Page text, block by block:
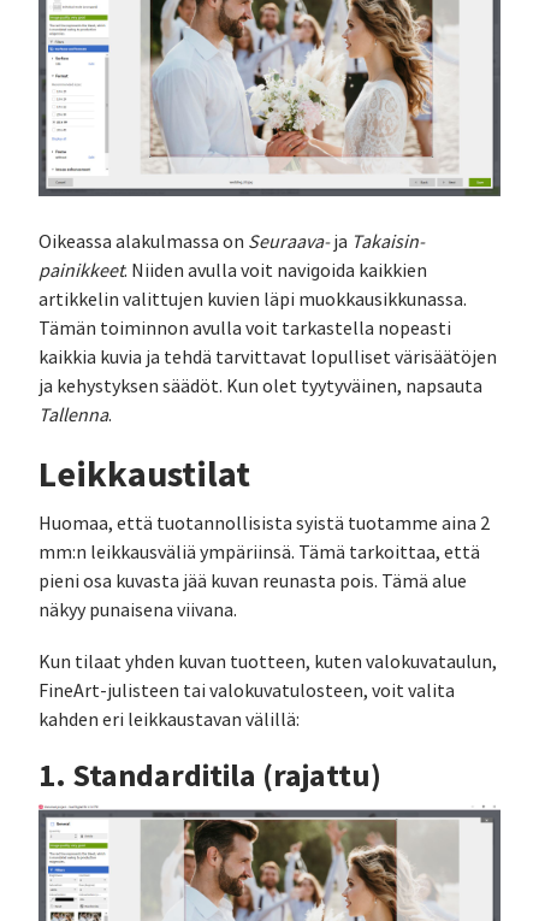
Oikeassa alakulmassa on Seuraava-ja Takaisin-
painikkeet. Niiden avulla voit navigoida kaikkien
artikkelin valittujen kuvien läpi muokkausikkunassa.
Tämän toiminnon avulla voit tarkastella nopeasti
kaikkia kuvia ja tehdä tarvittavat lopulliset värisäätöjen
ja kehystyksen säädöt. Kun olet tyytyväinen, napsauta
Tallenna.
Leikkaustilat
Huomaa, että tuotannollisista syistä tuotamme aina 2
mm:n leikkausväliä ympäriinsä. Tämä tarkoittaa, että
pieni osa kuvasta jää kuvan reunasta pois. Tämä alue
näkyy punaisena viivana.
Kun tilaat yhden kuvan tuotteen, kuten valokuvataulun,
FineArt-julisteen tai valokuvatulosteen, voit valita
kahden eri leikkaustavan välillä:
1. Standarditila (rajattu)